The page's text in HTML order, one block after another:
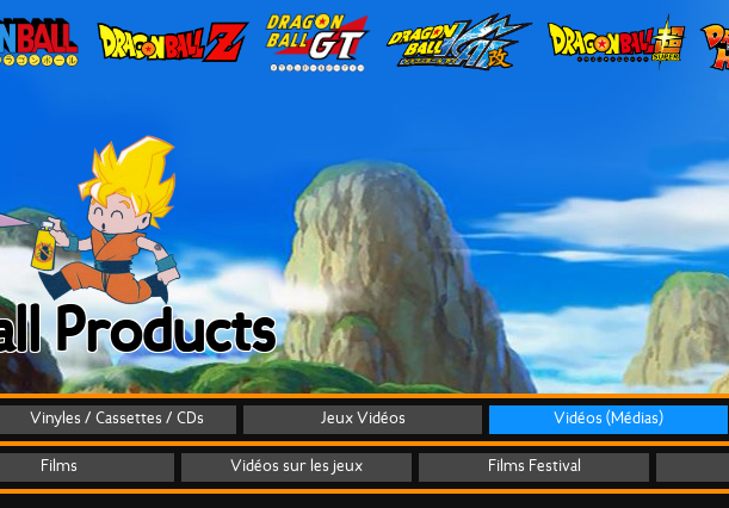
Products
Vinyles / Cassettes / CDs Jeux Vidéos Vidéos (Médias)
Films Vidéos sur les jeux Films Festival